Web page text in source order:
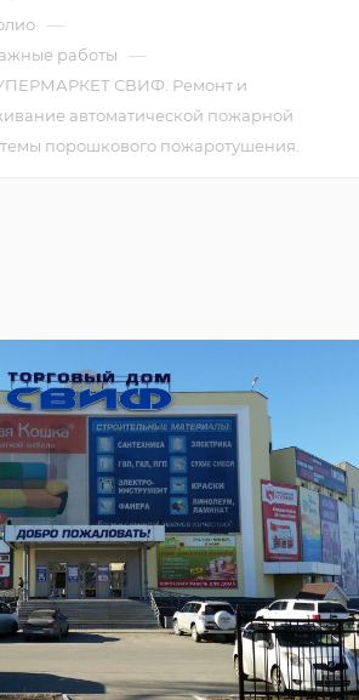
—
работы —
СВИФ. Ремонт и
автоматической пожарной
порошкового пожаротушения.